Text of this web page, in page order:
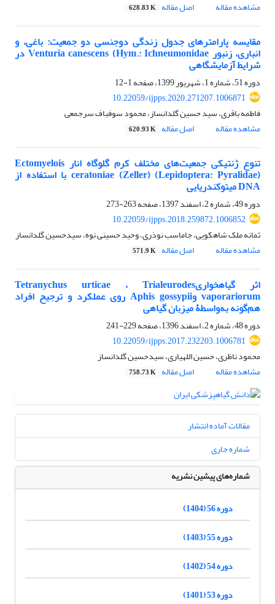
مشاهده مقاله
اصل مقاله 628.83 K
مقایسه پارامترهای جدول زندگی دوجنسی دو جمعیت: باغی، و
انباری، زنبور Venturia canescens (Hym.: Ichneumonidae در
شرایط آزمایشگاهی
دوره 51، شماره 1، شهریور 1399، صفحه
1-12
10.22059/ijpps.2020.271207.1006871
فاطمه باقری، سید حسین گلدانساز، محمود سوفباف سرجمعی
مشاهده مقاله
اصل مقاله 620.93 K
تنوع ژنتیکی جمعیت‌های مختلف کرم گلوگاه انار Ectomyelois
ceratoniae (Zeller) (Lepidoptera: Pyralidae) با استفاده از
DNA میتوکندریایی
دوره 49، شماره 2، اسفند 1397، صفحه
263-273
10.22059/ijpps.2018.259872.1006852
ثمانه ملک شاهکویی، جاماسب نوذری، وحید حسینی نوه، سیدحسین گلدانساز
مشاهده مقاله
اصل مقاله 571.9 K
اثر گیاهخواریTetranychus urticae ، Trialeurodes
vaporariorum وAphis gossypii روی عملکرد و ترجیح افراد
هم‌گونه به‌واسطۀ میزبان گیاهی
دوره 48، شماره 2، اسفند 1396، صفحه
229-241
10.22059/ijpps.2017.232203.1006781
محمود ناظری، حسین اللهیاری، سیدحسین گلدانساز
مشاهده مقاله
اصل مقاله 758.73 K
مقالات آماده انتشار
شماره جاری
شماره‌های پیشین نشریه
دوره 56 (1404)
دوره 55 (1403)
دوره 54 (1402)
دوره 53 (1401)